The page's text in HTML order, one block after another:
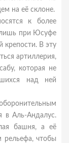
на её склоне.
к более
лишь при Юсуфе
крепости. В эту
артиллерия,
которая не
над ней
в Аль-Андалус.
башня, а её
рельефа, чтобы